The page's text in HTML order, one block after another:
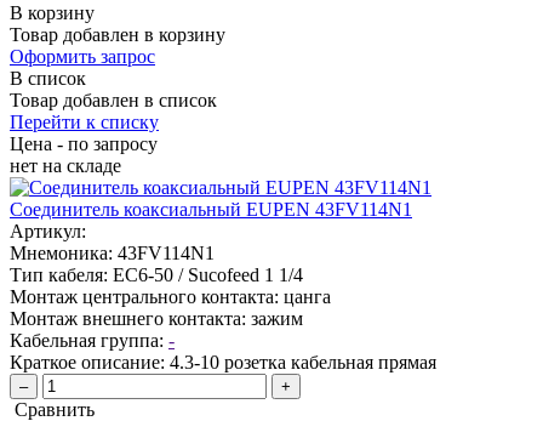
В корзину
Товар добавлен в корзину
Оформить запрос
В список
Товар добавлен в список
Перейти к списку
Цена - по запросу
нет на складе
Соединитель коаксиальный EUPEN 43FV114N1
Артикул:
Мнемоника: 43FV114N1
Тип кабеля: EC6-50 / Sucofeed 1 1/4
Монтаж центрального контакта: цанга
Монтаж внешнего контакта: зажим
Кабельная группа: -
Краткое описание: 4.3-10 розетка кабельная прямая
– +
Сравнить